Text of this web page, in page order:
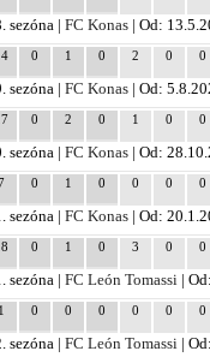
sezóna |FC Konas | Od:
0 1 0 2 0 0
sezóna |FC Konas | Od:
0 2 0 1 0 0
sezóna |FC Konas | Od:
0 1 0 0 0 0
sezóna |FC Konas | Od:
0 1 0 3 0 0
sezóna |FC León Tomassi |
1 0 0 0 0 0 0
sezóna |FC León Tomassi |